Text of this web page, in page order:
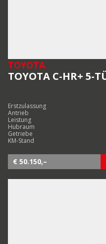
TOYOTA
TOYOTA C-HR+ 5-
Erstzulassung
Antrieb
Leistung
Hubraum
Getriebe
KM-Stand
€ 50.150,–